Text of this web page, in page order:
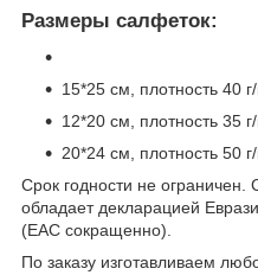
Размеры салфеток:
15*25 см, плотность 40
12*20 см, плотность 35
20*24 см, плотность 50
Срок годности не
обладает декларацией
(EAC сокращенно).
По заказу изготавливаем